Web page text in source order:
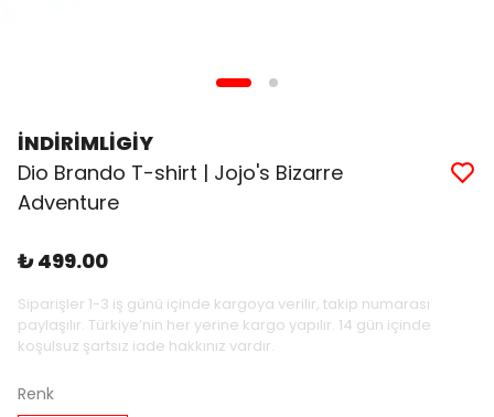
İNDİRİMLİGİY
Dio Brando T-shirt | Jojo's Bizarre
Adventure
₺ 499.00
Siparişler 1-3 iş günü içinde kargoya verilir, takip numarası
paylaşılır. Türkiye’nin her yerine kargo yapılır. 14 gün içinde
koşulsuz şartsız iade hakkınız vardır.
Renk